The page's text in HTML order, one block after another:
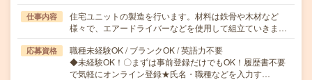
仕事内容
住宅ユニットの製造を行います。材料は鉄骨や木材など
様々で、エアードライバーなどを使用して組立ていきま…
応募資格
職種未経験OK / ブランクOK / 英語力不要
◆未経験OK！〇まずは事前登録だけでもOK！履歴書不要
で気軽にオンライン登録★氏名・職種などを入力す…